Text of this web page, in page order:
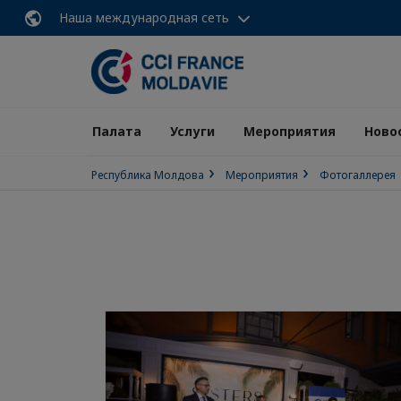
Наша международная сеть
Палата Услуги Мероприятия
Республика Молдова Мероприятия Фотогаллерея